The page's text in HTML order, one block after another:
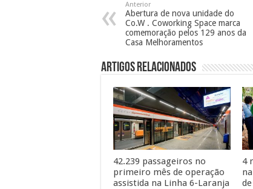
Anterior
Abertura de nova unidade do
Co.W . Coworking Space marca
comemoração pelos 129 anos da
Casa Melhoramentos
Artigos Relacionados
42.239 passageiros no
primeiro mês de operação
assistida na Linha 6-Laranja
4